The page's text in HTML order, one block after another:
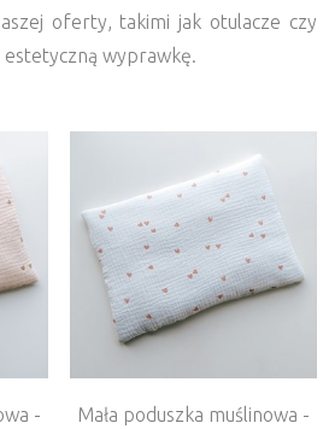
oferty, takimi jak otulacze czy
estetyczną wyprawkę.
Mała poduszka muślinowa -